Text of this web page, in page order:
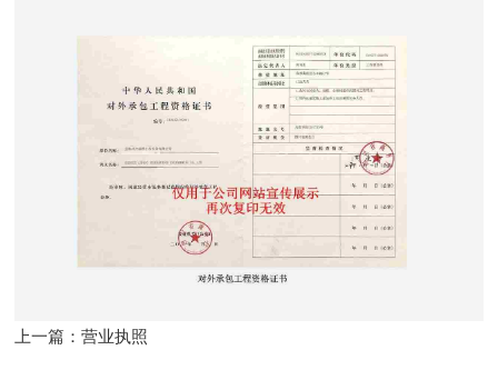
上一篇：营业执照